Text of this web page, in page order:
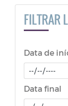
FILTRAR
Data de
Data final